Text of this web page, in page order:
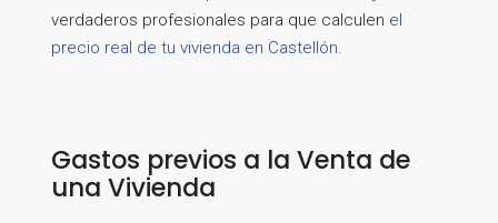
verdaderos profesionales para que calculen el
precio real de tu vivienda en Castellón.
Gastos previos a la Venta de
una Vivienda